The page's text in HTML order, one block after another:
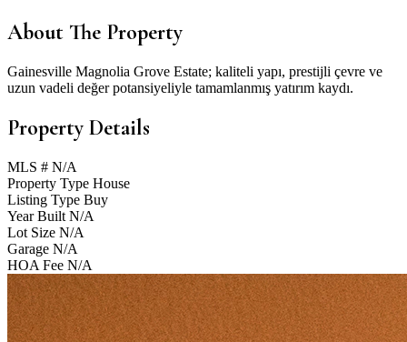
About The Property
Gainesville Magnolia Grove Estate; kaliteli yapı, prestijli çevre ve
uzun vadeli değer potansiyeliyle tamamlanmış yatırım kaydı.
Property Details
MLS # N/A
Property Type House
Listing Type Buy
Year Built N/A
Lot Size N/A
Garage N/A
HOA Fee N/A